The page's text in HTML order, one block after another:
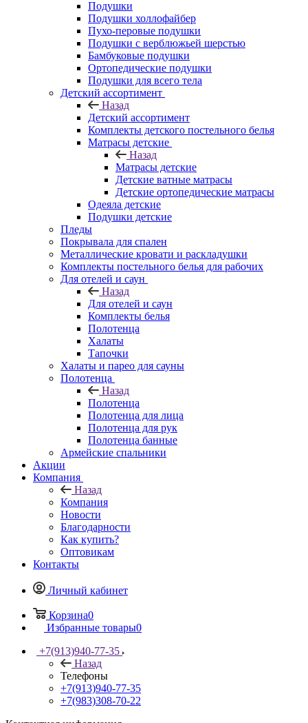
Подушки
Подушки холлофайбер
Пухо-перовые подушки
Подушки с верблюжьей шерстью
Бамбуковые подушки
Ортопедические подушки
Подушки для всего тела
Детский ассортимент
Назад
Детский ассортимент
Комплекты детского постельного белья
Матрасы детские
Назад
Матрасы детские
Детские ватные матрасы
Детские ортопедические матрасы
Одеяла детские
Подушки детские
Пледы
Покрывала для спален
Металлические кровати и раскладушки
Комплекты постельного белья для рабочих
Для отелей и саун
Назад
Для отелей и саун
Комплекты белья
Полотенца
Халаты
Тапочки
Халаты и парео для сауны
Полотенца
Назад
Полотенца
Полотенца для лица
Полотенца для рук
Полотенца банные
Армейские спальники
Акции
Компания
Назад
Компания
Новости
Благодарности
Как купить?
Оптовикам
Контакты
Личный кабинет
Корзина0
Избранные товары0
+7(913)940-77-35
Назад
Телефоны
+7(913)940-77-35
+7(983)308-70-22